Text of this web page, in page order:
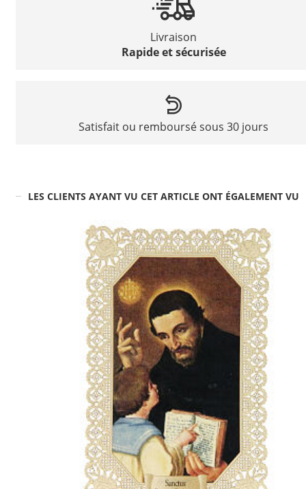
Livraison
Rapide et sécurisée
Satisfait ou remboursé sous 30 jours
LES CLIENTS AYANT VU CET ARTICLE ONT ÉGALEMENT VU